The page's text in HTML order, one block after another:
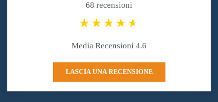
68 recensioni
Media Recensioni 4.6
LASCIA UNA RECENSIONE